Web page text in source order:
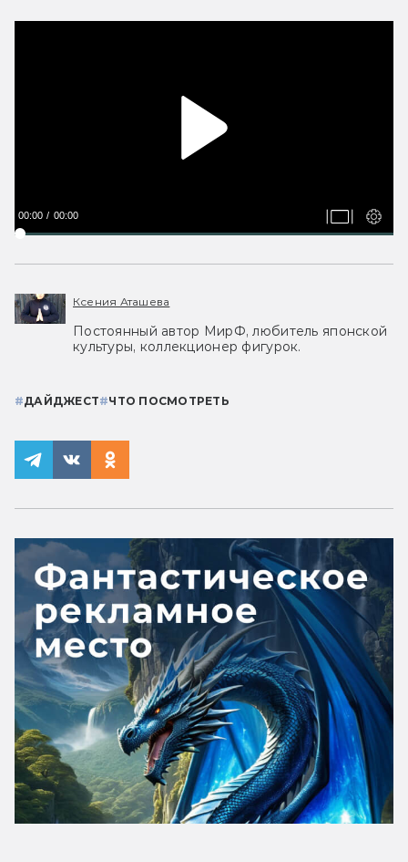
00:00 00:00
Ксения Аташева
Постоянный автор МирФ, любитель японской
культуры, коллекционер фигурок.
#ДАЙДЖЕСТ#ЧТО ПОСМОТРЕТЬ